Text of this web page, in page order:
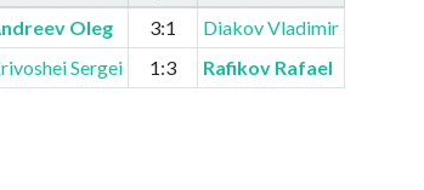
Oleg 3:1
Diakov Vladimir
Sergei 1:3 Rafikov Rafael